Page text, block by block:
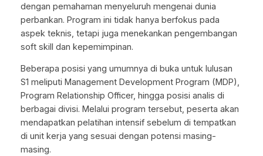
dengan pemahaman menyeluruh mengenai dunia
perbankan. Program ini tidak hanya berfokus pada
aspek teknis, tetapi juga menekankan pengembangan
soft skill dan kepemimpinan.
Beberapa posisi yang umumnya di buka untuk lulusan
S1 meliputi Management Development Program (MDP),
Program Relationship Officer, hingga posisi analis di
berbagai divisi. Melalui program tersebut, peserta akan
mendapatkan pelatihan intensif sebelum di tempatkan
di unit kerja yang sesuai dengan potensi masing-
masing.